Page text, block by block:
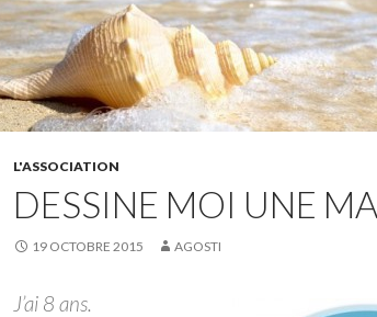
L'ASSOCIATION
DESSINE MOI UNE
19 OCTOBRE 2015 AGOSTI
J’ai 8 ans.